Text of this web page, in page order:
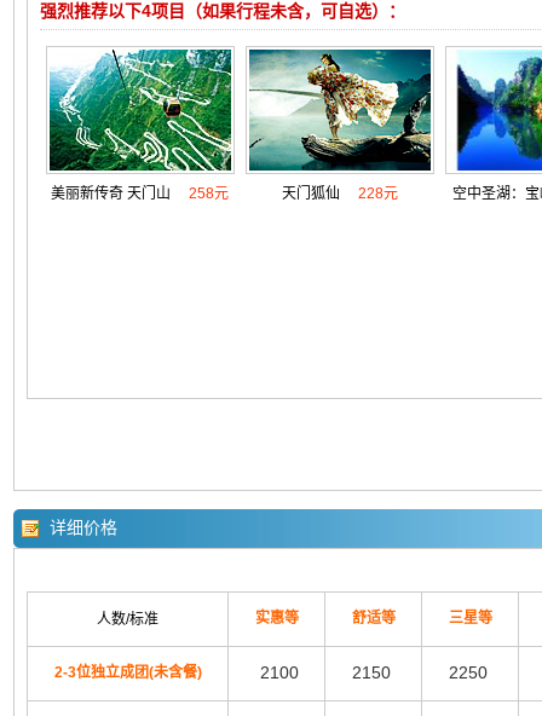
强烈推荐以下4项目（如果行程未含，可自选）：
美丽新传奇 天门山 258元 天门狐仙 228元 空中圣湖：
详细价格
人数/标准 实惠等 舒适等 三星等
2-3位独立成团(未含餐) 2100 2150 2250